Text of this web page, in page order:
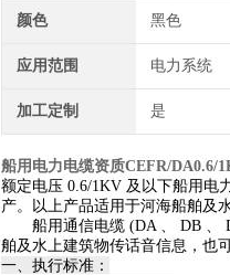
颜色 黑色
应用范围 电力系统
加工定制 是
船用电力电缆资质CEFR/DA0.6/
额定电压 0.6/1KV 及以下船用电
产。以上产品适用于河海船舶及
船用通信电缆 (DA 、 DB 、
舶及水上建筑物传话音信息，也
一、执行标准：